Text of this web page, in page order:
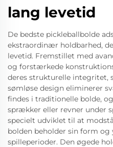
lang levetid
De bedste pickleballbolde
ekstraordinær holdbarhed,
levetid. Fremstillet med
og forstærkede
deres strukturelle integritet,
sømløse design eliminerer
findes i traditionelle bolde,
sprækker eller revner under
specielt udviklet til at
bolden beholder sin form
spilleperioder. Den øgede